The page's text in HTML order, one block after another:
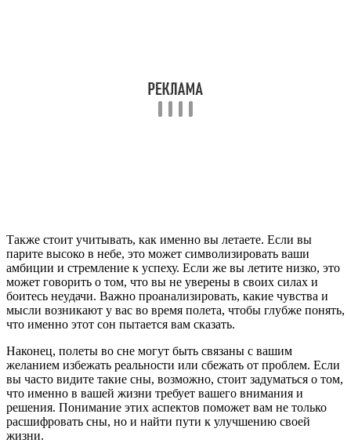
Также стоит учитывать, как именно вы летаете. Если вы
парите высоко в небе, это может символизировать ваши
амбиции и стремление к успеху. Если же вы летите низко, это
может говорить о том, что вы не уверены в своих силах и
боитесь неудачи. Важно проанализировать, какие чувства и
мысли возникают у вас во время полета, чтобы глубже понять,
что именно этот сон пытается вам сказать.
Наконец, полеты во сне могут быть связаны с вашим
желанием избежать реальности или сбежать от проблем. Если
вы часто видите такие сны, возможно, стоит задуматься о том,
что именно в вашей жизни требует вашего внимания и
решения. Понимание этих аспектов поможет вам не только
расшифровать сны, но и найти пути к улучшению своей
жизни.